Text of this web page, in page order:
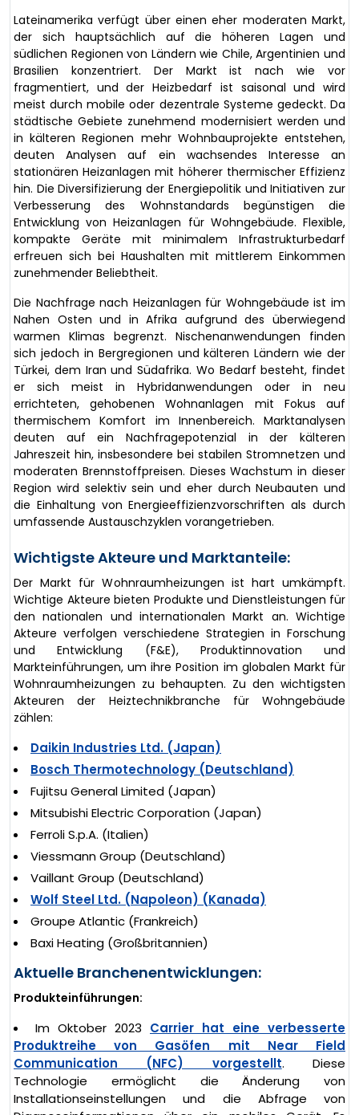
Lateinamerika verfügt über einen eher moderaten Markt,
der sich hauptsächlich auf die höheren Lagen und
südlichen Regionen von Ländern wie Chile, Argentinien und
Brasilien konzentriert. Der Markt ist nach wie vor
fragmentiert, und der Heizbedarf ist saisonal und wird
meist durch mobile oder dezentrale Systeme gedeckt. Da
städtische Gebiete zunehmend modernisiert werden und
in kälteren Regionen mehr Wohnbauprojekte entstehen,
deuten Analysen auf ein wachsendes Interesse an
stationären Heizanlagen mit höherer thermischer Effizienz
hin. Die Diversifizierung der Energiepolitik und Initiativen zur
Verbesserung des Wohnstandards begünstigen die
Entwicklung von Heizanlagen für Wohngebäude. Flexible,
kompakte Geräte mit minimalem Infrastrukturbedarf
erfreuen sich bei Haushalten mit mittlerem Einkommen
zunehmender Beliebtheit.
Die Nachfrage nach Heizanlagen für Wohngebäude ist im
Nahen Osten und in Afrika aufgrund des überwiegend
warmen Klimas begrenzt. Nischenanwendungen finden
sich jedoch in Bergregionen und kälteren Ländern wie der
Türkei, dem Iran und Südafrika. Wo Bedarf besteht, findet
er sich meist in Hybridanwendungen oder in neu
errichteten, gehobenen Wohnanlagen mit Fokus auf
thermischem Komfort im Innenbereich. Marktanalysen
deuten auf ein Nachfragepotenzial in der kälteren
Jahreszeit hin, insbesondere bei stabilen Stromnetzen und
moderaten Brennstoffpreisen. Dieses Wachstum in dieser
Region wird selektiv sein und eher durch Neubauten und
die Einhaltung von Energieeffizienzvorschriften als durch
umfassende Austauschzyklen vorangetrieben.
Wichtigste Akteure und Marktanteile:
Der Markt für Wohnraumheizungen ist hart umkämpft.
Wichtige Akteure bieten Produkte und Dienstleistungen für
den nationalen und internationalen Markt an. Wichtige
Akteure verfolgen verschiedene Strategien in Forschung
und Entwicklung (F&E), Produktinnovation und
Markteinführungen, um ihre Position im globalen Markt für
Wohnraumheizungen zu behaupten. Zu den wichtigsten
Akteuren der Heiztechnikbranche für Wohngebäude
zählen:
Daikin Industries Ltd. (Japan)
Bosch Thermotechnology (Deutschland)
Fujitsu General Limited (Japan)
Mitsubishi Electric Corporation (Japan)
Ferroli S.p.A. (Italien)
Viessmann Group (Deutschland)
Vaillant Group (Deutschland)
Wolf Steel Ltd. (Napoleon) (Kanada)
Groupe Atlantic (Frankreich)
Baxi Heating (Großbritannien)
Aktuelle Branchenentwicklungen:
Produkteinführungen:
Im Oktober 2023 Carrier hat eine verbesserte
Produktreihe von Gasöfen mit Near Field
Communication (NFC) vorgestellt. Diese
Technologie ermöglicht die Änderung von
Installationseinstellungen und die Abfrage von